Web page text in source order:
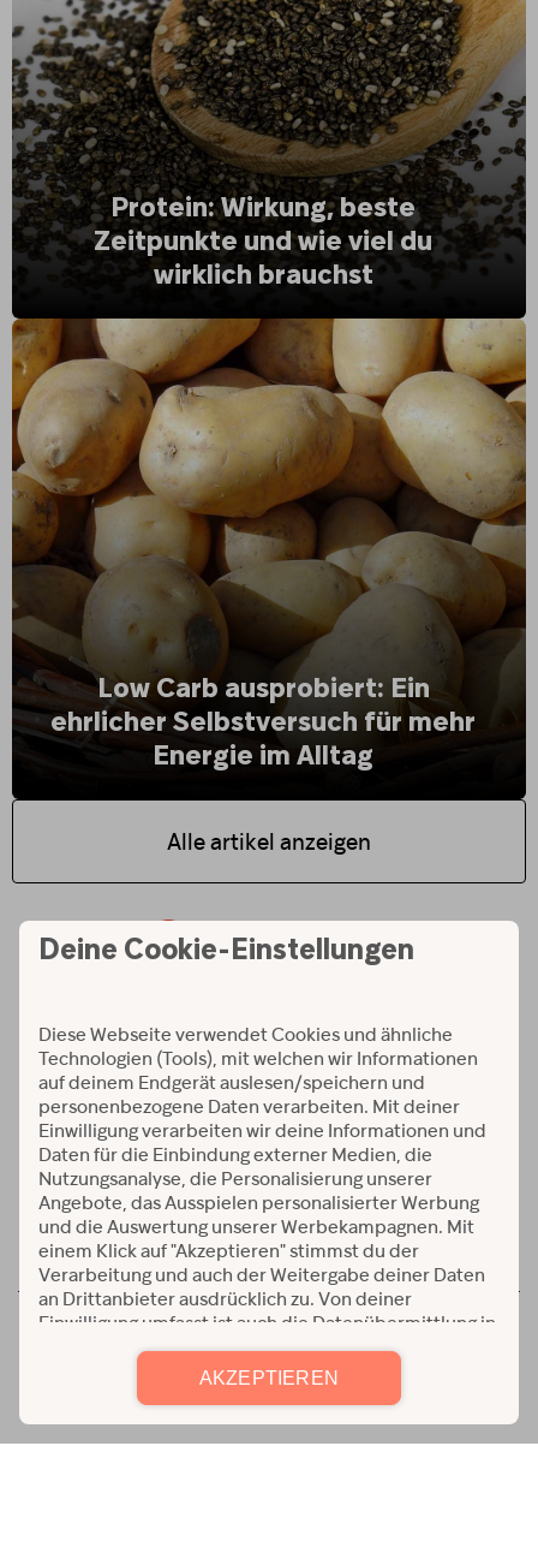
Protein: Wirkung, beste
Zeitpunkte und wie viel du
wirklich brauchst
Low Carb ausprobiert: Ein
ehrlicher Selbstversuch für mehr
Energie im Alltag
Alle artikel anzeigen
Verfügbar auf:
© 2026 Alle Rechte vorbehalten
AGB|Detenschutz